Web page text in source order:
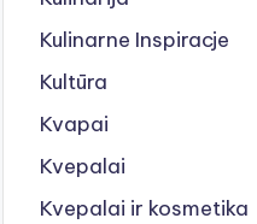
Kulinarne Inspiracje
Kultūra
Kvapai
Kvepalai
Kvepalai ir kosmetika